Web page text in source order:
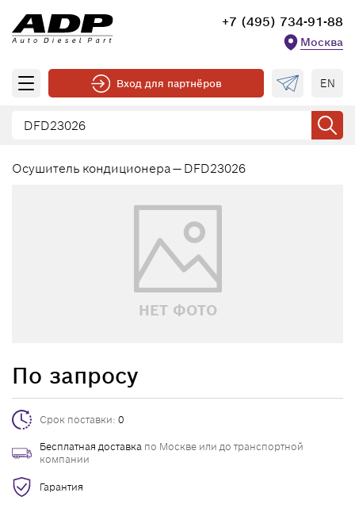
+7 (495) 734-91-88
Москва
Вход для партнёров EN
Осушитель кондиционера — DFD23026
НЕТ ФОТО
По запросу
Срок поставки: 0
Бесплатная доставка по Москве или до транспортной
компании
Гарантия